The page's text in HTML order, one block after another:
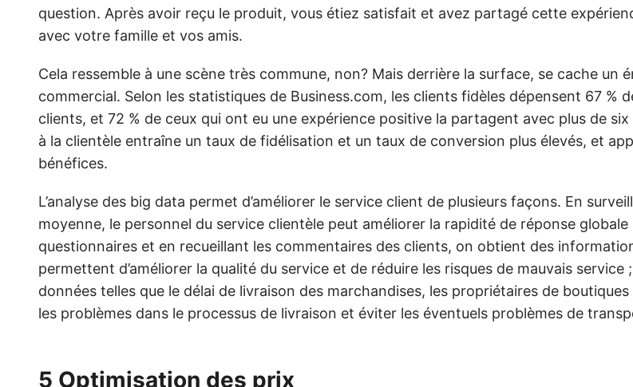
question. Après avoir reçu le produit, vous étiez satisfait et avez partagé cette
avec votre famille et vos amis.
Cela ressemble à une scène très commune, non? Mais derrière la surface, se cache un
commercial. Selon les statistiques de Business.com, les clients fidèles dépensent 67 %
clients, et 72 % de ceux qui ont eu une expérience positive la partagent avec plus de
à la clientèle entraîne un taux de fidélisation et un taux de conversion plus élevés, et
bénéfices.
L’analyse des big data permet d’améliorer le service client de plusieurs façons. En
moyenne, le personnel du service clientèle peut améliorer la rapidité de réponse
questionnaires et en recueillant les commentaires des clients, on obtient des
permettent d’améliorer la qualité du service et de réduire les risques de mauvais service
données telles que le délai de livraison des marchandises, les propriétaires de
les problèmes dans le processus de livraison et éviter les éventuels problèmes de
5 Optimisation des prix